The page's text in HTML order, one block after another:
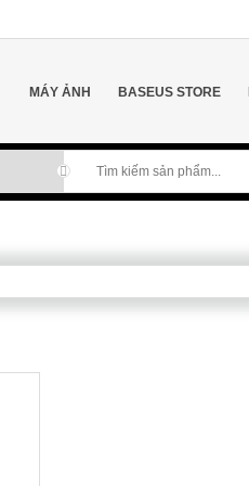
MÁY ẢNH BASEUS STORE